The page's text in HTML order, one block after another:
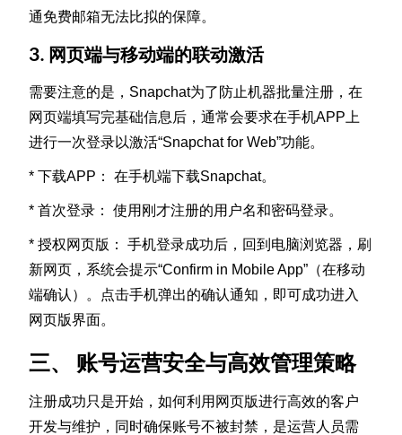
通免费邮箱无法比拟的保障。
3. 网页端与移动端的联动激活
需要注意的是，Snapchat为了防止机器批量注册，在
网页端填写完基础信息后，通常会要求在手机APP上
进行一次登录以激活“Snapchat for Web”功能。
* 下载APP： 在手机端下载Snapchat。
* 首次登录： 使用刚才注册的用户名和密码登录。
* 授权网页版： 手机登录成功后，回到电脑浏览器，刷
新网页，系统会提示“Confirm in Mobile App”（在移动
端确认）。点击手机弹出的确认通知，即可成功进入
网页版界面。
三、 账号运营安全与高效管理策略
注册成功只是开始，如何利用网页版进行高效的客户
开发与维护，同时确保账号不被封禁，是运营人员需